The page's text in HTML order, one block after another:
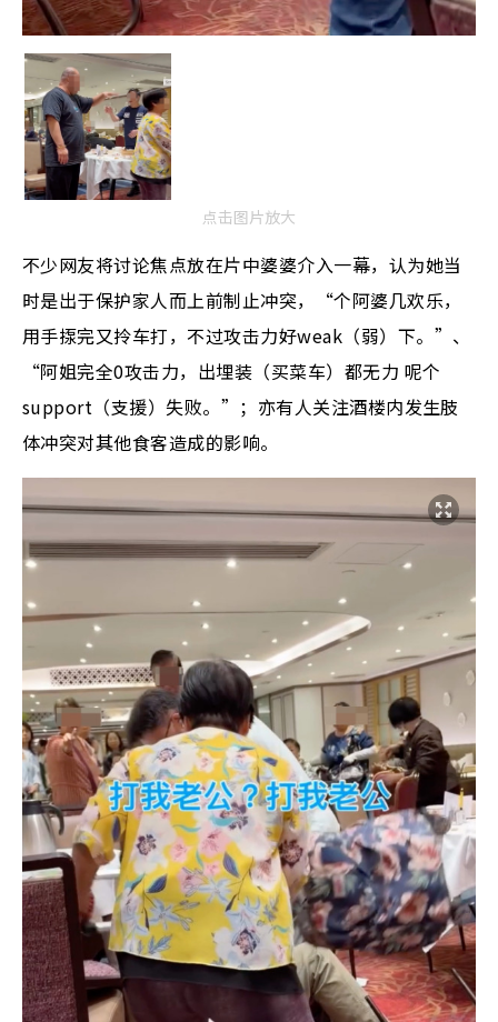
点击图片放大
不少网友将讨论焦点放在片中婆婆介入一幕，认为她当
时是出于保护家人而上前制止冲突，“个阿婆几欢乐，
用手揼完又拎车打，不过攻击力好weak（弱）下。”、
“阿姐完全0攻击力，出埋装（买菜车）都无力 呢个
support（支援）失败。”；亦有人关注酒楼内发生肢
体冲突对其他食客造成的影响。